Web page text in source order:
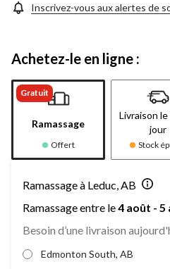
Inscrivez-vous aux alertes de
Achetez-le en ligne :
Gratuit
Ramassage
Offert
Livraison le
jour
Stock
Ramassage à Leduc, AB
Ramassage entre le4 août - 5
Besoin d’une livraison
Edmonton South, AB